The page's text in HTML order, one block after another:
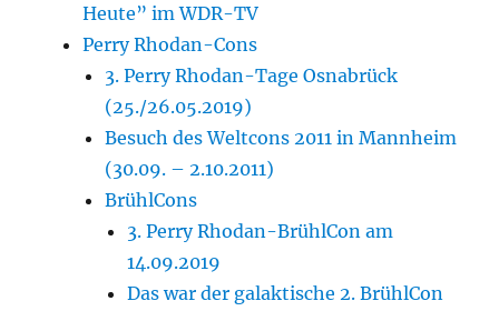
Heute” im WDR-TV
Perry Rhodan-Cons
3. Perry Rhodan-Tage Osnabrück
(25./26.05.2019)
Besuch des Weltcons 2011 in Mannheim
(30.09. – 2.10.2011)
BrühlCons
3. Perry Rhodan-BrühlCon am
14.09.2019
Das war der galaktische 2. BrühlCon